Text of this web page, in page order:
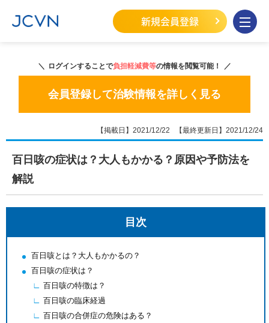
新規会員登録
ログインすることで負担軽減費等の情報を閲覧可能！
会員登録して治験情報を詳しく見る
【掲載日】2021/12/22 【最終更新日】2021/12/24
百日咳の症状は？大人もかかる？原因や予防法を
解説
目次
百日咳とは？大人もかかるの？
百日咳の症状は？
百日咳の特徴は？
百日咳の臨床経過
百日咳の合併症の危険はある？